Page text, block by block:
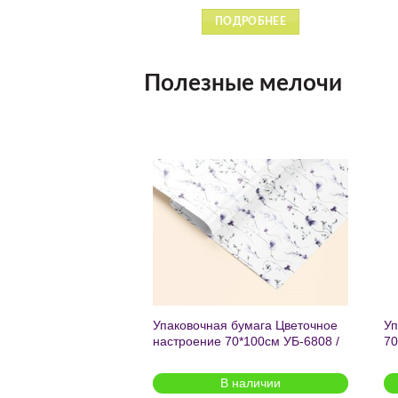
ПОДРОБНЕЕ
Полезные мелочи
Добавить
в список
желаний
Упаковочная бумага Цветочное
настроение 70*100см УБ-6808 /
В наличии